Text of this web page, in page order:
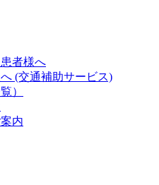
者様へ
(交通補助サービス)
）
内